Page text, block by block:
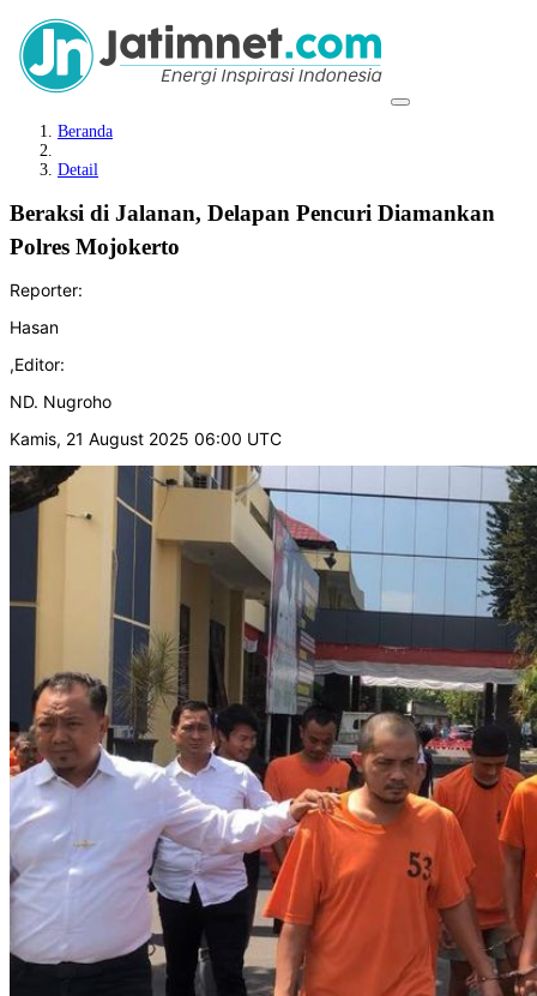
Beranda
Detail
Beraksi di Jalanan, Delapan Pencuri Diamankan
Polres Mojokerto
Reporter:
Hasan
,Editor:
ND. Nugroho
Kamis, 21 August 2025 06:00 UTC